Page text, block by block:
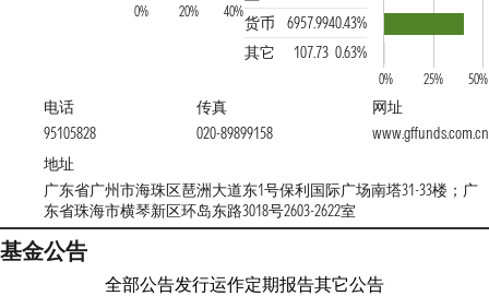
0% 20% 40%
货币
6957.9940.43%
其它
107.73 0.63%
0% 25% 50%
电话
95105828
传真
020-89899158
网址
www.gffunds.com.cn
地址
广东省广州市海珠区琶洲大道东1号保利国际广场南塔31-33楼；广
东省珠海市横琴新区环岛东路3018号2603-2622室
基金公告
全部公告发行运作定期报告其它公告